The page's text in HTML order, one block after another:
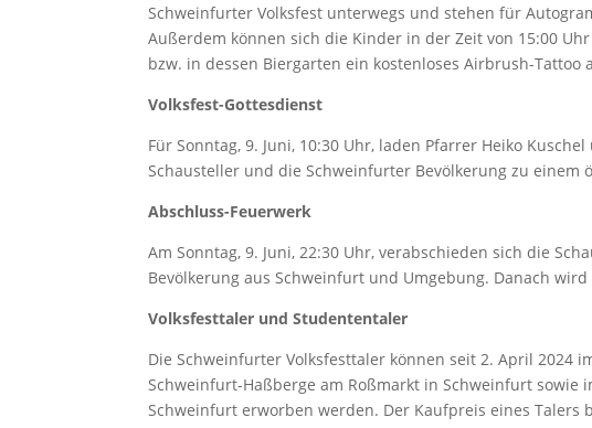
Schweinfurter Volksfest unterwegs und stehen für
Außerdem können sich die Kinder in der Zeit von 15:00
bzw. in dessen Biergarten ein kostenloses Airbrush-Tattoo
Volksfest-Gottesdienst
Für Sonntag, 9. Juni, 10:30 Uhr, laden Pfarrer Heiko
Schausteller und die Schweinfurter Bevölkerung zu einem
Abschluss-Feuerwerk
Am Sonntag, 9. Juni, 22:30 Uhr, verabschieden sich die
Bevölkerung aus Schweinfurt und Umgebung. Danach
Volksfesttaler und Studententaler
Die Schweinfurter Volksfesttaler können seit 2. April 2024
Schweinfurt-Haßberge am Roßmarkt in Schweinfurt sowie
Schweinfurt erworben werden. Der Kaufpreis eines Talers